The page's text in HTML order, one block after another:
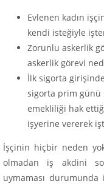
Evlenen kadın
kendi isteğiyle
Zorunlu askerlik
askerlik görevi
İlk sigorta
sigorta prim günü
emekliliği hak
işyerine vererek
İşçinin hiçbir neden
olmadan iş akdini
uymaması